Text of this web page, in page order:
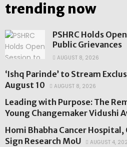
trending now
PSHRC Holds
Public Grievances
AUGUST 8, 2026
‘Ishq Parinde’ to Stream
August 10
AUGUST 8, 2026
Leading with Purpose: The
Young Changemaker Vidushi
Homi Bhabha Cancer
Sign Research MoU
AUGUST 4,